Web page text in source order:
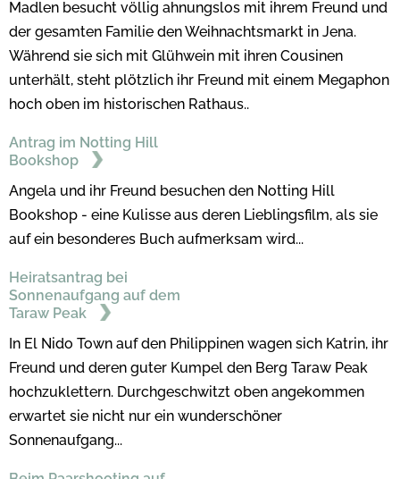
Madlen besucht völlig ahnungslos mit ihrem Freund und
der gesamten Familie den Weihnachtsmarkt in Jena.
Während sie sich mit Glühwein mit ihren Cousinen
unterhält, steht plötzlich ihr Freund mit einem Megaphon
hoch oben im historischen Rathaus..
Antrag im Notting Hill
Bookshop
Angela und ihr Freund besuchen den Notting Hill
Bookshop - eine Kulisse aus deren Lieblingsfilm, als sie
auf ein besonderes Buch aufmerksam wird...
Heiratsantrag bei
Sonnenaufgang auf dem
Taraw Peak
In El Nido Town auf den Philippinen wagen sich Katrin, ihr
Freund und deren guter Kumpel den Berg Taraw Peak
hochzuklettern. Durchgeschwitzt oben angekommen
erwartet sie nicht nur ein wunderschöner
Sonnenaufgang...